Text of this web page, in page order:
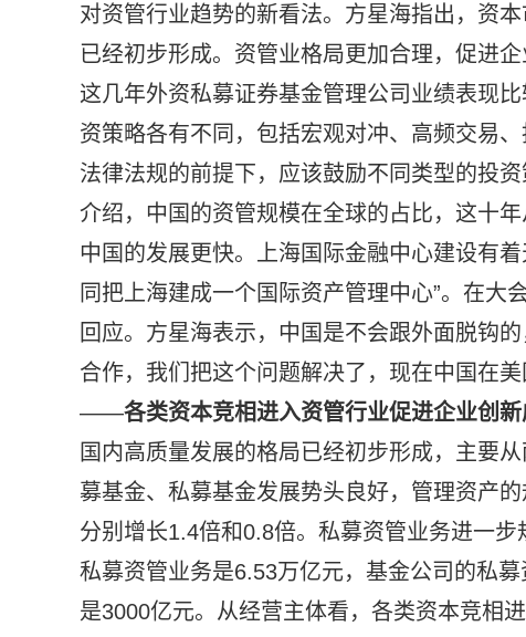
对资管行业趋势的新看法。方星海指出，资
已经初步形成。资管业格局更加合理，促进
这几年外资私募证券基金管理公司业绩表现
资策略各有不同，包括宏观对冲、高频交易
法律法规的前提下，应该鼓励不同类型的投
介绍，中国的资管规模在全球的占比，这十
中国的发展更快。上海国际金融中心建设有
同把上海建成一个国际资产管理中心”。在大
回应。方星海表示，中国是不会跟外面脱钩
合作，我们把这个问题解决了，现在中国在
——各类资本竞相进入资管行业促进企业创
国内高质量发展的格局已经初步形成，主要从
募基金、私募基金发展势头良好，管理资产
分别增长1.4倍和0.8倍。私募资管业务进一
私募资管业务是6.53万亿元，基金公司的私
是3000亿元。从经营主体看，各类资本竞相